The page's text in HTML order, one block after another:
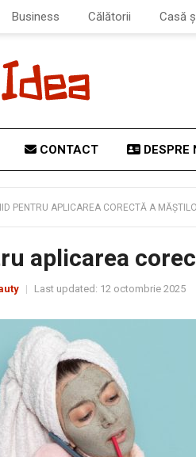
Business Călătorii Casă
CONTACT DESPRE
PENTRU APLICAREA CORECTĂ A
aplicarea
Last updated: 12 octombrie 2025